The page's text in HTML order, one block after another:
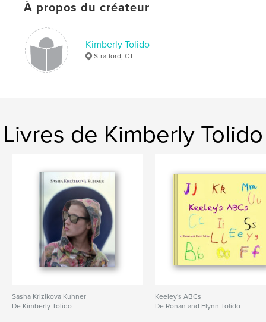
À propos du créateur
Kimberly Tolido
Stratford, CT
Livres de Kimberly Tolido
Sasha Krizikova Kuhner
De Kimberly Tolido
Keeley's ABCs
De Ronan and Flynn Tolido